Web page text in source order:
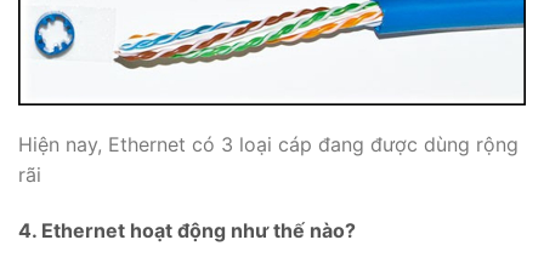
Hiện nay, Ethernet có 3 loại cáp đang được dùng rộng
rãi
4. Ethernet hoạt động như thế nào?